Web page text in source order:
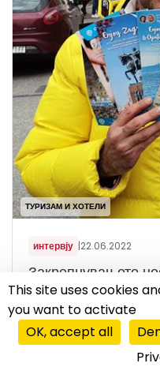
ТУРИЗАМ И ХОТЕЛИ
интервју |22.06.2022
Закрепнувањето
– Туристичкиот
интересот за
Жељко Гобац,
This site uses cookies
you want to activate
OK, accept all